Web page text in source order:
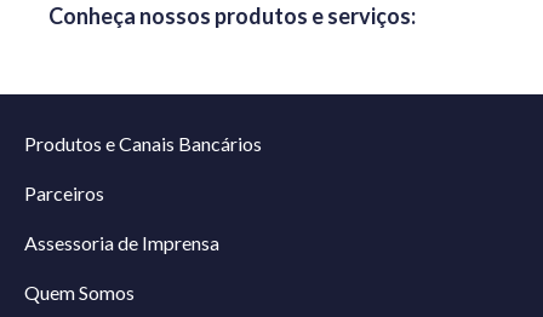
Conheça nossos produtos e serviços:
Produtos e Canais Bancários
Parceiros
Assessoria de Imprensa
Quem Somos